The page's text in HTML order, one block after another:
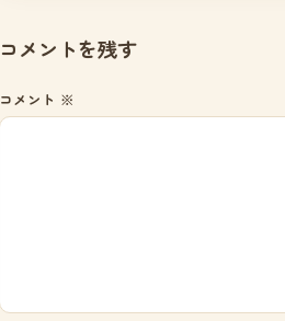
コメントを残す
コメント ※